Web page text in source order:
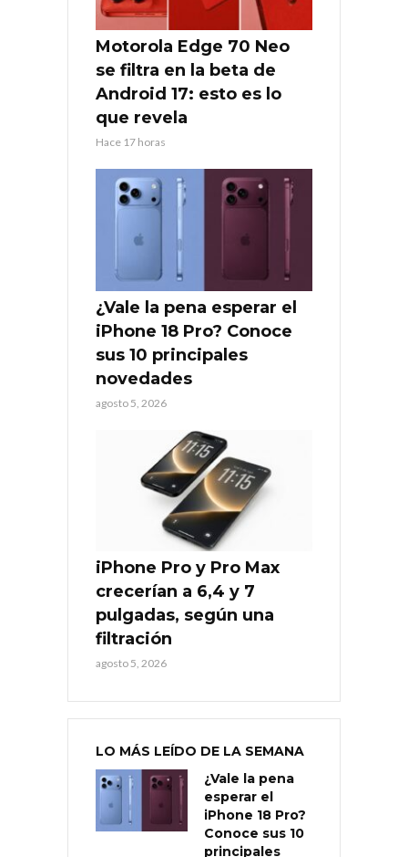
Motorola Edge 70 Neo
se filtra en la beta de
Android 17: esto es lo
que revela
Hace 17 horas
¿Vale la pena esperar el
iPhone 18 Pro? Conoce
sus 10 principales
novedades
agosto 5, 2026
iPhone Pro y Pro Max
crecerían a 6,4 y 7
pulgadas, según una
filtración
agosto 5, 2026
LO MÁS LEÍDO DE LA SEMANA
¿Vale la pena
esperar el
iPhone 18 Pro?
Conoce sus 10
principales